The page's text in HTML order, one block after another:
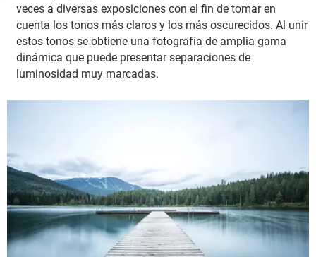
veces a diversas exposiciones con el fin de tomar en
cuenta los tonos más claros y los más oscurecidos. Al unir
estos tonos se obtiene una fotografía de amplia gama
dinámica que puede presentar separaciones de
luminosidad muy marcadas.